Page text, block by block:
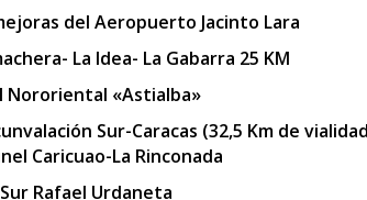
del Aeropuerto Jacinto Lara
La Idea- La Gabarra 25 KM
Nororiental «Astialba»
Sur-Caracas (32,5 Km de
Caricuao-La Rinconada
Rafael Urdaneta